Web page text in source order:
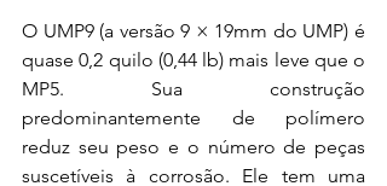
O UMP9 (a versão 9 × 19mm do UMP) é
quase 0,2 quilo (0,44 lb) mais leve que o
MP5. Sua construção
predominantemente de polímero
reduz seu peso e o número de peças
suscetíveis à corrosão. Ele tem uma